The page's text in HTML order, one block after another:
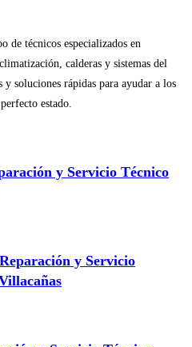
de técnicos especializados en
calderas y sistemas del
soluciones rápidas para ayudar a los
estado.
y Servicio Técnico
y Servicio